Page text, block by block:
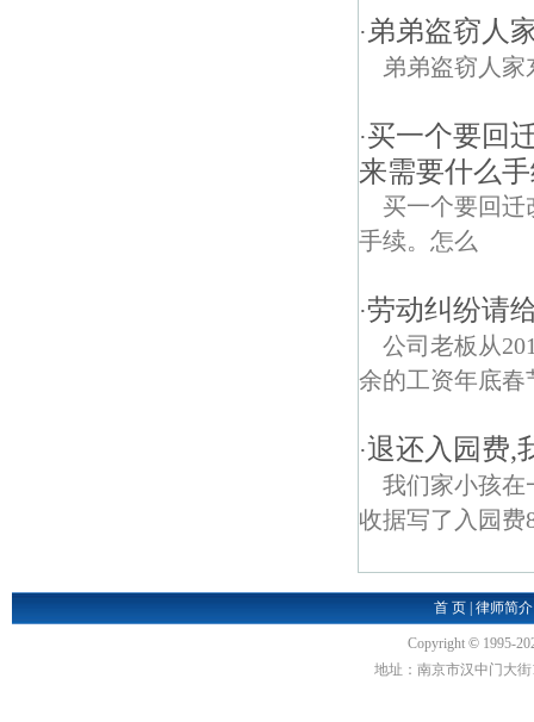
· 弟弟盗窃人
弟弟盗窃人
·买一个要回
来需要什么
买一个要回迁
手续。怎么
·劳动纠纷请
公司老板从
余的工资年底春
·退还入园费,
我们家小孩在
收据写了入园费
首 页 |律师简介
Copyright © 1995-
地址：南京市汉中门大街